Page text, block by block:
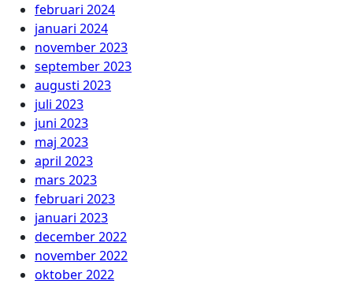
februari 2024
januari 2024
november 2023
september 2023
augusti 2023
juli 2023
juni 2023
maj 2023
april 2023
mars 2023
februari 2023
januari 2023
december 2022
november 2022
oktober 2022